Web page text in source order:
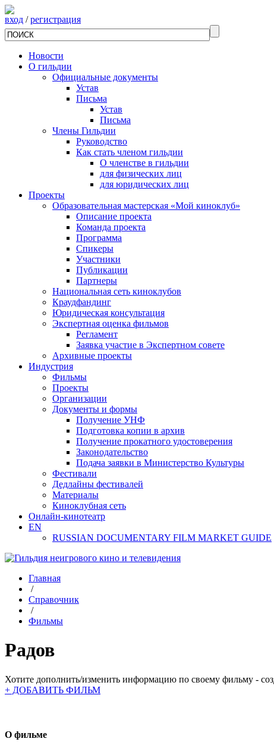
вход /регистрация
Новости
О гильдии
Официальные документы
Устав
Письма
Устав
Письма
Члены Гильдии
Руководство
Как стать членом гильдии
О членстве в гильдии
для физических лиц
для юридических лиц
Проекты
Образовательная мастерская «Мой киноклуб»
Описание проекта
Команда проекта
Программа
Спикеры
Участники
Публикации
Партнеры
Национальная сеть киноклубов
Краудфандинг
Юридическая консультация
Экспертная оценка фильмов
Регламент
Заявка участие в Экспертном совете
Архивные проекты
Индустрия
Фильмы
Проекты
Организации
Документы и формы
Получение УНФ
Подготовка копии в архив
Получение прокатного удостоверения
Законодательство
Подача заявки в Министерство Культуры
Фестивали
Дедлайны фестивалей
Материалы
Киноклубная сеть
Онлайн-кинотеатр
EN
RUSSIAN DOCUMENTARY FILM MARKET GUIDE
Главная
/
Справочник
/
Фильмы
Радов
Хотите дополнить/изменить информацию по своему фильму -
+ ДОБАВИТЬ ФИЛЬМ
О фильме